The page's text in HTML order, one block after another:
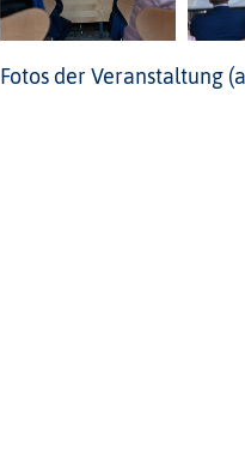
Fotos der Veranstaltung